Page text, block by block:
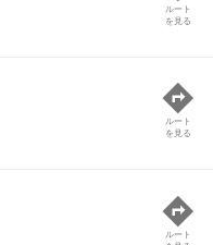
ルート
を見る
ルート
を見る
ルート